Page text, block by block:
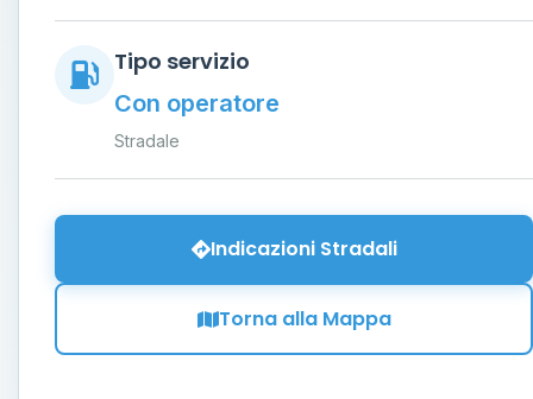
Tipo servizio
Con operatore
Stradale
Indicazioni Stradali
Torna alla Mappa